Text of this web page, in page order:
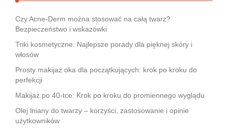
Czy Acne-Derm można stosować na całą twarz?
Bezpieczeństwo i wskazówki
Triki kosmetyczne: Najlepsze porady dla pięknej skóry i
włosów
Prosty makijaż oka dla początkujących: krok po kroku do
perfekcji
Makijaż po 40-tce: Krok po kroku do promiennego wyglądu
Olej lniany do twarzy – korzyści, zastosowanie i opinie
użytkowników